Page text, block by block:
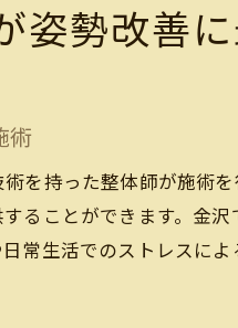
エビデン
肩こりや腰痛
痛みの根
慢性的な
姿勢改善
術
を持った整体師が施術
ることができます。金
常生活でのストレスに